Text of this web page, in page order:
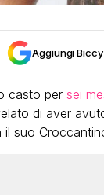
Aggiungi
casto per sei
di aver
il suo